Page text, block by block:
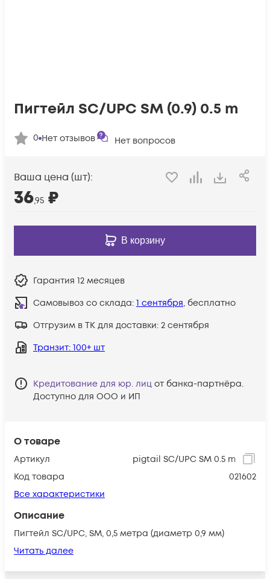
О товаре
Артикул
pigtail SC/UPC SM 0.5 m
Код товара
021602
Все характеристики
Описание
Пигтейл SС/UPC, SM, 0,5 метра (диаметр 0,9 мм)
Читать далее
Пигтейл SC/UPC SM (0.9) 0.5 m
0 Нет отзывов Нет вопросов
Ваша цена (шт):
36,95 ₽
В корзину
Гарантия 12 месяцев
Самовывоз со склада: 1 сентября, бесплатно
Отгрузим в ТК для доставки: 2 сентября
Транзит: 100+ шт
Кредитование для юр. лиц от банка-партнёра.
Доступно для ООО и ИП